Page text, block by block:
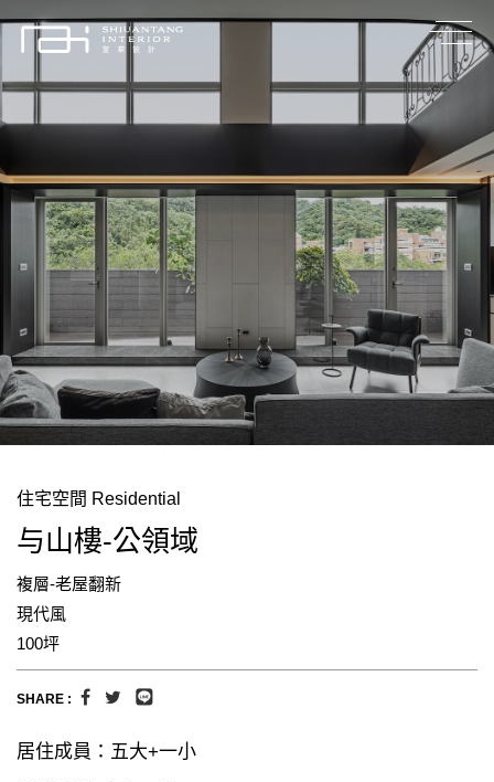
住宅空間 Residential
与山樓-公領域
複層-老屋翻新
現代風
100坪
SHARE :
居住成員：五大+一小